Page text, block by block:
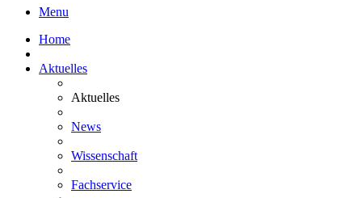
Menu
Home
Aktuelles
Aktuelles
News
Wissenschaft
Fachservice